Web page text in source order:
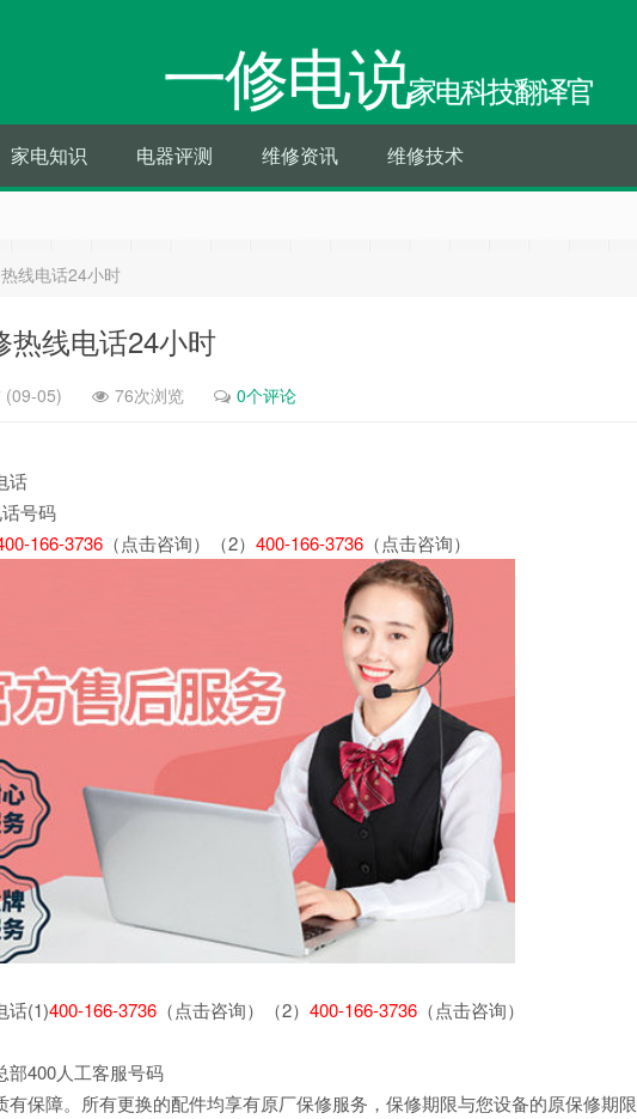
一修电说家电科技翻译官
家电知识 电器评测 维修资讯 维修技术
线电话24小时
热线电话24小时
(09-05) 76次浏览 0个评论
话
号码
166-3736 （点击咨询）（2） 400-166-3736 （点击咨询）
话(1)400-166-3736 （点击咨询）（2） 400-166-3736 （点击咨询）
部400人工客服号码
保障。所有更换的配件均享有原厂保修服务，保修期限与您设备的原保修期限